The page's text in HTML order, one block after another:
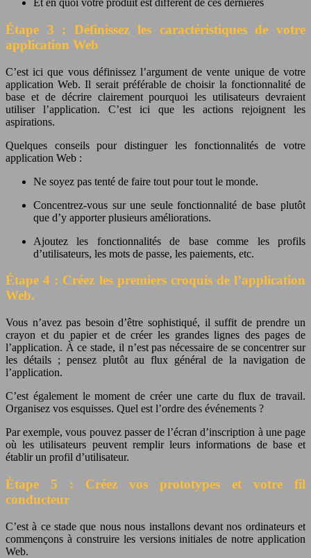
Et en quoi votre produit est différent de ces dernières
Étape 3 : Définissez les caractéristiques de votre
application Web
C’est ici que vous définissez l’argument de vente unique de votre
application Web. Il serait préférable de choisir la fonctionnalité de
base et de décrire clairement pourquoi les utilisateurs devraient
utiliser l’application. C’est ici que les actions rejoignent les
aspirations.
Quelques conseils pour distinguer les fonctionnalités de votre
application Web :
Ne soyez pas tenté de faire tout pour tout le monde.
Concentrez-vous sur une seule fonctionnalité de base plutôt
que d’y apporter plusieurs améliorations.
Ajoutez les fonctionnalités de base comme les profils
d’utilisateurs, les mots de passe, les paiements, etc.
Étape 4 : Créez les premiers croquis de l’application
Web.
Vous n’avez pas besoin d’être sophistiqué, il suffit de prendre un
crayon et du papier et de créer les grandes lignes des pages de
l’application. À ce stade, il n’est pas nécessaire de se concentrer sur
les détails ; pensez plutôt au flux général de la navigation de
l’application.
C’est également le moment de créer une carte du flux de travail.
Organisez vos esquisses. Quel est l’ordre des événements ?
Par exemple, vous pouvez passer de l’écran d’inscription à une page
où les utilisateurs peuvent remplir leurs informations de base et
établir un profil d’utilisateur.
Étape 5 : Créez vos prototypes et votre fil
conducteur
C’est à ce stade que nous nous installons devant nos ordinateurs et
commençons à construire les versions initiales de notre application
Web.